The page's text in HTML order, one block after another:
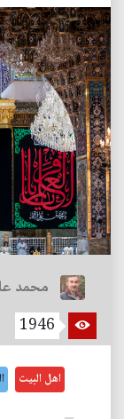
محمد
1946
اهل البيت